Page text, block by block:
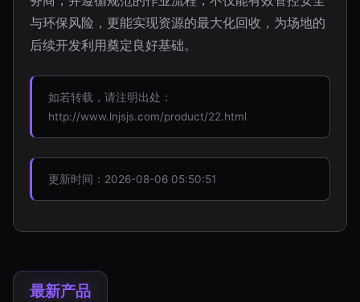
与环保风险，更能实现资源的最大化回收，为场地的
后续开发利用奠定良好基础。
如若转载，请注明出处：
http://www.lnjsjs.com/product/22.html
更新时间：2026-08-06 05:50:51
最新产品